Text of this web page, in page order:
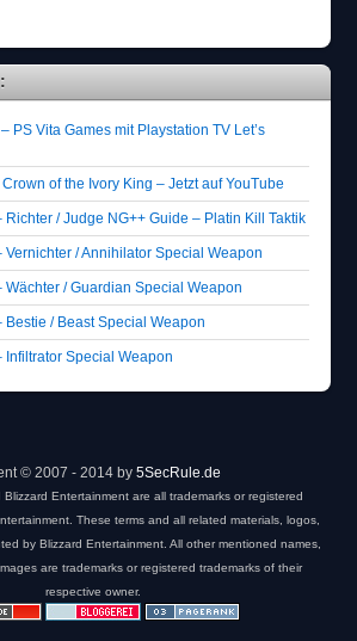
PS Vita Games mit Playstation TV Let’s
of the Ivory King – Jetzt auf YouTube
Richter / Judge NG++ Guide – Platin Kill Taktik
Vernichter / Annihilator Special Weapon
Wächter / Guardian Special Weapon
Bestie / Beast Special Weapon
Infiltrator Special Weapon
© 2007 - 2014 by 5SecRule.de
Blizzard Entertainment are all trademarks or registered
These terms and all related materials, logos,
by Blizzard Entertainment. All other mentioned names,
are trademarks or registered trademarks of their
respective owner.